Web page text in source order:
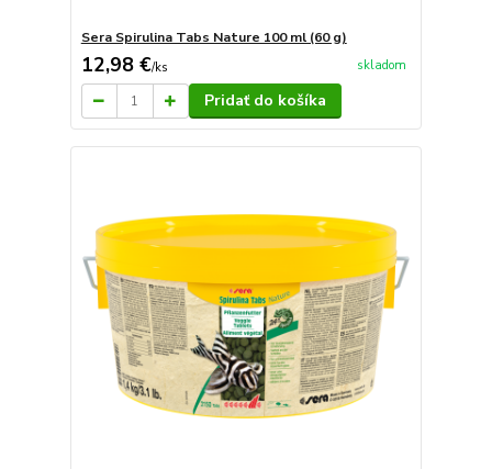
Sera Spirulina Tabs Nature 100 ml (60 g)
12,98 €/ks skladom
Pridať do košíka